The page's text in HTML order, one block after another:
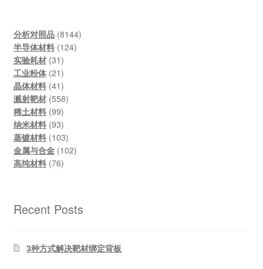
分析对照品 81448144
半导体材料 124124
实验耗材 3131
products
工业粉体 2121
products
晶体材料 4141
products
溅射靶材 558558
稀土材料 9999
products
纳米材料 9393
products
蒸镀材料 103103
products
金属与合金 102102
高纯材料 7676
Recent Posts
3种方式解决靶材绑定背板